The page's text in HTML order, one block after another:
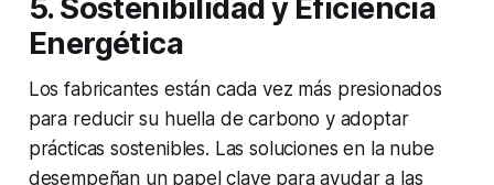
5. Sostenibilidad y Eficiencia
Energética
Los fabricantes están cada vez más presionados
para reducir su huella de carbono y adoptar
prácticas sostenibles. Las soluciones en la nube
desempeñan un papel clave para ayudar a las